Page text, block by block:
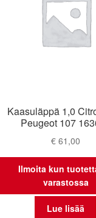
Kaasuläppä 1,0
Peugeot 107
€ 61,00
Ilmoita kun
varastossa
Lue lisää